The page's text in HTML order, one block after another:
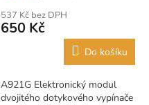
537 Kč bez DPH
650 Kč
Do košíku
A921G Elektronický modul
dvojitého dotykového vypínače